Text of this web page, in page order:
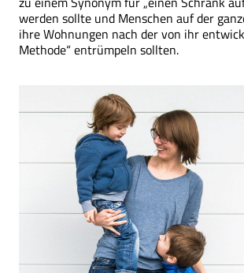
werden sollte und Menschen auf der
ihre Wohnungen nach der von ihr
Methode“ entrümpeln sollten.